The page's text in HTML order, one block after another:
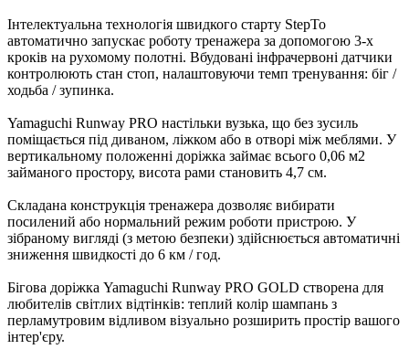
Інтелектуальна технологія швидкого старту StepTo
автоматично запускає роботу тренажера за допомогою 3-х
кроків на рухомому полотні. Вбудовані інфрачервоні датчики
контролюють стан стоп, налаштовуючи темп тренування: біг /
ходьба / зупинка.
Yamaguchi Runway PRO настільки вузька, що без зусиль
поміщається під диваном, ліжком або в отворі між меблями. У
вертикальному положенні доріжка займає всього 0,06 м2
займаного простору, висота рами становить 4,7 см.
Складана конструкція тренажера дозволяє вибирати
посилений або нормальний режим роботи пристрою. У
зібраному вигляді (з метою безпеки) здійснюється автоматичні
зниження швидкості до 6 км / год.
Бігова доріжка Yamaguchi Runway PRO GOLD створена для
любителів світлих відтінків: теплий колір шампань з
перламутровим відливом візуально розширить простір вашого
інтер'єру.